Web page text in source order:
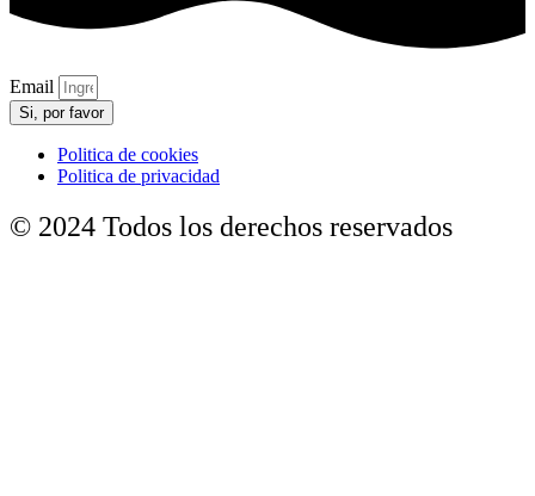
Email
Si, por favor
Politica de cookies
Politica de privacidad
© 2024 Todos los derechos reservados